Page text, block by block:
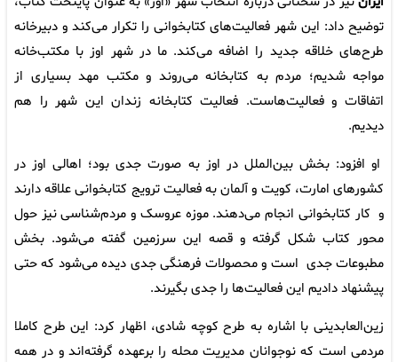
توضیح داد: این شهر فعالیت‌های کتابخوانی را تکرار می‌کند و دبیرخانه
طرح‌های خلاقه جدید را اضافه می‌کند. ما در شهر اوز با مکتب‌خانه
مواجه شدیم؛ مردم به کتابخانه می‌روند و مکتب مهد بسیاری از
اتفاقات و فعالیت‌هاست. فعالیت کتابخانه زندان این شهر را هم
دیدیم.
او افزود: بخش بین‌الملل در اوز به صورت جدی بود؛ اهالی اوز در
کشورهای امارت، کویت و آلمان به فعالیت ترویج کتابخوانی علاقه‌ دارند
و کار کتابخوانی انجام می‌دهند. موزه عروسک و مردم‌شناسی نیز حول
محور کتاب شکل گرفته و قصه این سرزمین گفته می‌شود. بخش
مطبوعات جدی است و محصولات فرهنگی جدی دیده می‌شود که حتی
پیشنهاد دادیم این فعالیت‌ها را جدی بگیرند.
زین‌العابدینی با اشاره به طرح کوچه شادی، اظهار کرد: این طرح کاملا
مردمی است که نوجوانان مدیریت محله را برعهده گرفته‌اند و در همه